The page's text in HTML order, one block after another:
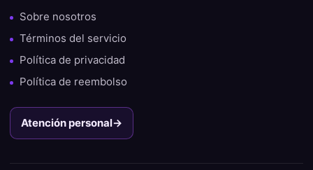
Sobre nosotros
Términos del servicio
Política de privacidad
Política de reembolso
Atención personal→